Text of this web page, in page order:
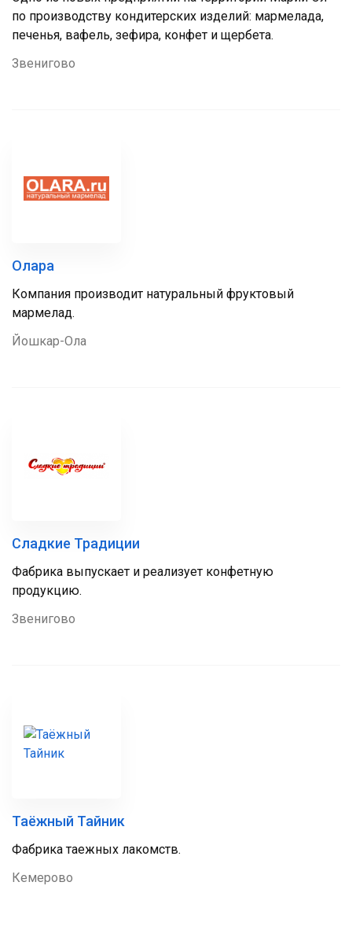
по производству кондитерских изделий: мармелада,
печенья, вафель, зефира, конфет и щербета.
Звенигово
Олара
Компания производит натуральный фруктовый
мармелад.
Йошкар-Ола
Сладкие Традиции
Фабрика выпускает и реализует конфетную
продукцию.
Звенигово
Таёжный Тайник
Фабрика таежных лакомств.
Кемерово